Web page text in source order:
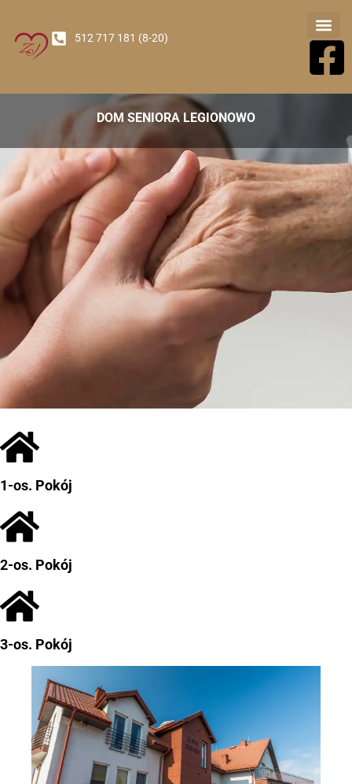
512 717 181 (8-20)
DOM SENIORA LEGIONOWO
1-os. Pokój
2-os. Pokój
3-os. Pokój